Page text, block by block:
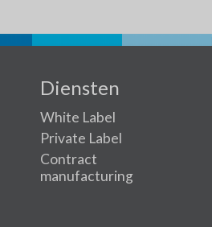
Diensten
White Label
Private Label
Contract
manufacturing